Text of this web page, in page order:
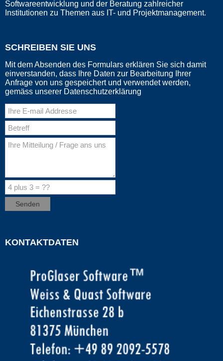
Softwareentwicklung und der Beratung zahlreicher
Institutionen zu Themen aus IT- und Projektmanagement.
SCHREIBEN SIE UNS
Mit dem Absenden des Formulars erklären Sie sich damit
einverstanden, dass Ihre Daten zur Bearbeitung Ihrer
Anfrage von uns gespeichert und verwendet werden,
gemäss unserer Datenschutzerklärung
KONTAKTDATEN